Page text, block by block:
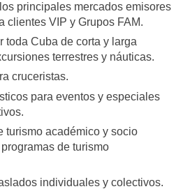
principales mercados emisores
clientes VIP y Grupos FAM.
toda Cuba de corta y larga
terrestres y náuticas.
cruceristas.
para eventos y especiales
turismo académico y socio
de turismo
individuales y colectivos.